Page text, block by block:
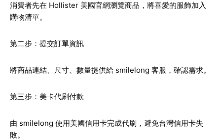
消費者先在 Hollister 美國官網瀏覽商品，將喜愛的服飾加入
購物清單。
第二步：提交訂單資訊
將商品連結、尺寸、數量提供給 smilelong 客服，確認需求。
第三步：美卡代刷付款
由 smilelong 使用美國信用卡完成代刷，避免台灣信用卡失
敗。